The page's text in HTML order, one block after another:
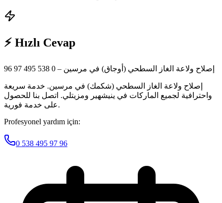
⚡ Hızlı Cevap
إصلاح ولاعة الغاز السطحي (أوجاق) في مرسين – 0 538 495 97 96
إصلاح ولاعة الغاز السطحي (شكمك) في مرسين. خدمة سريعة
واحترافية لجميع الماركات في ينيشهير ومزيتلي. اتصل بنا للحصول
على خدمة فورية.
Profesyonel yardım için:
0 538 495 97 96